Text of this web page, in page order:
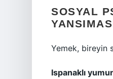
SOSYAL
Yemek, bireyin
Ispanaklı